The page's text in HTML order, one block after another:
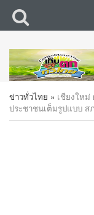
ข่าวทั่วไทย » เชียงใหม่
ประชาชนเต็มรูปแบบ ส